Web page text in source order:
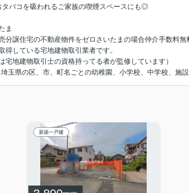
タバコを吸われるご家族の喫煙スペースにも◎
ま
分譲住宅の不動産物件をゼロさいたまの場合仲介手数料無
得している宅地建物取引業者です。
宅地建物取引士の資格持ってる者が監修しています）
玉県の区、市、町名ごとの幼稚園、小学校、中学校、施
新築一戸建